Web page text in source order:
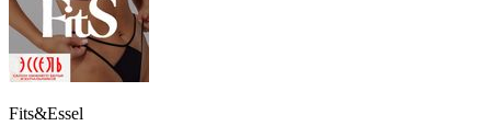
Fits&Essel